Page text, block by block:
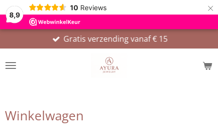
8,9
10 Reviews ×
Gratis verzending vanaf € 15
Winkelwagen